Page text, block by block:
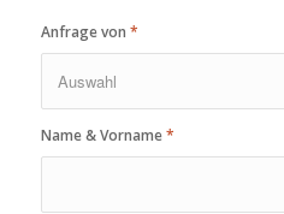
Anfrage von *
Name & Vorname*